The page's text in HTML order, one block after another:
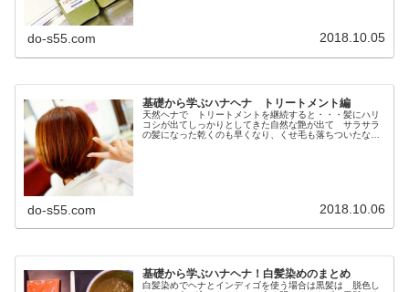
do-s55.com 2018.10.05
基礎から学ぶハナヘナ トリートメント編
天然ヘナで トリートメントを継続すると・・・髪にハリ
コシが出てしっかりとしてきた自然な艶が出て サラサラ
の髪になった乾くのも早くなり、くせ毛も落ちついたなん
do-s55.com 2018.10.06
基礎から学ぶハナヘナ！白髪染めのまとめ
白髪染めでヘナとインディゴを使う場合は黒髪は 脱色し